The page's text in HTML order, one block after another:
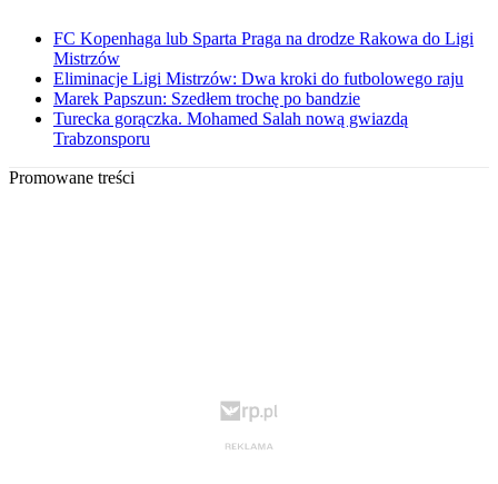
FC Kopenhaga lub Sparta Praga na drodze Rakowa do Ligi
Mistrzów
Eliminacje Ligi Mistrzów: Dwa kroki do futbolowego raju
Marek Papszun: Szedłem trochę po bandzie
Turecka gorączka. Mohamed Salah nową gwiazdą
Trabzonsporu
Promowane treści